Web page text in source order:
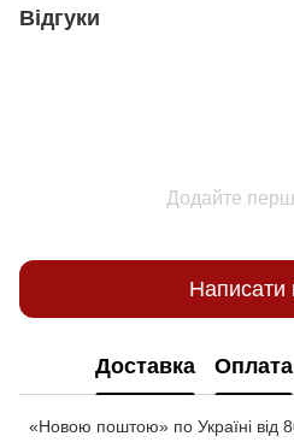
Відгуки
Додайте
Написати
Доставка Оплата
«Новою поштою» по Україні від